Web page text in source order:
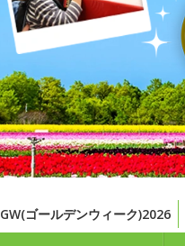
GW(ゴールデンウィーク)2026